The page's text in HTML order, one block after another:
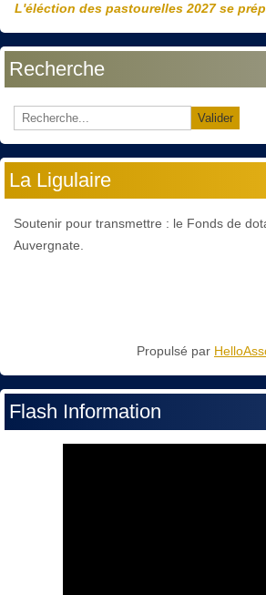
L'éléction des pastourelles 2027 se
Recherche
Valider
La Ligulaire
Soutenir pour transmettre : le Fonds de
Auvergnate.
Propulsé par
Flash Information